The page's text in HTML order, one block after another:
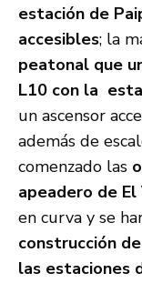
estación de
accesibles; la
peatonal que
L10 con la
un ascensor
además de
comenzado las
apeadero de
en curva y se
construcción
las estaciones